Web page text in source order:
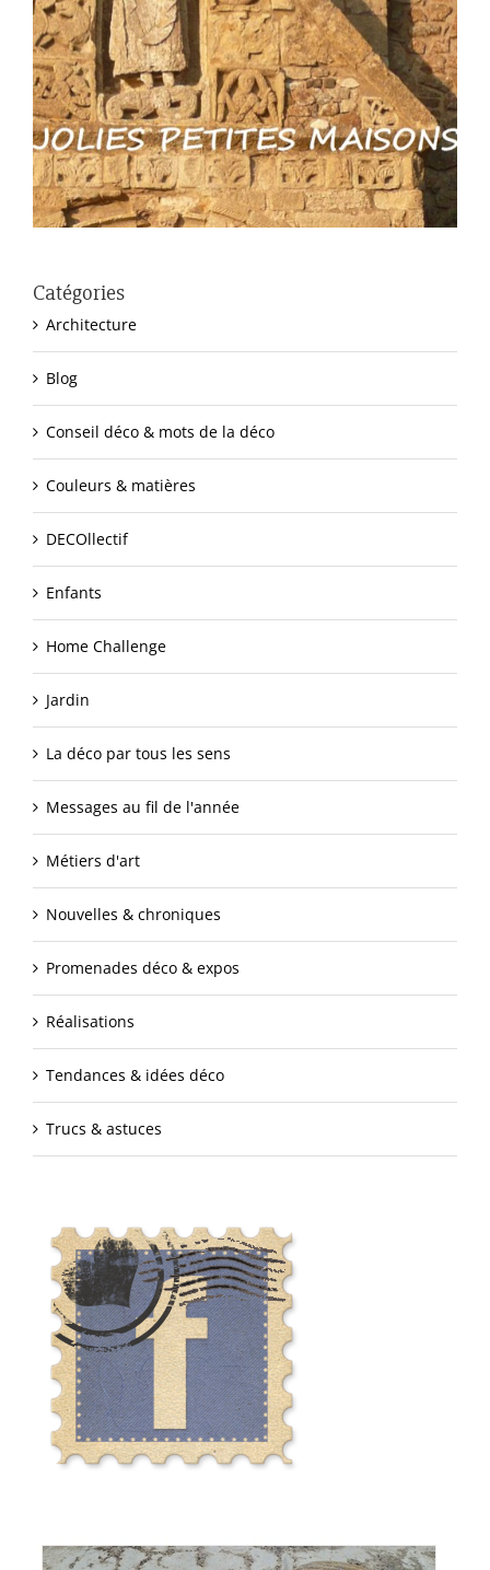
Catégories
Architecture
Blog
Conseil déco & mots de la déco
Couleurs & matières
DECOllectif
Enfants
Home Challenge
Jardin
La déco par tous les sens
Messages au fil de l'année
Métiers d'art
Nouvelles & chroniques
Promenades déco & expos
Réalisations
Tendances & idées déco
Trucs & astuces